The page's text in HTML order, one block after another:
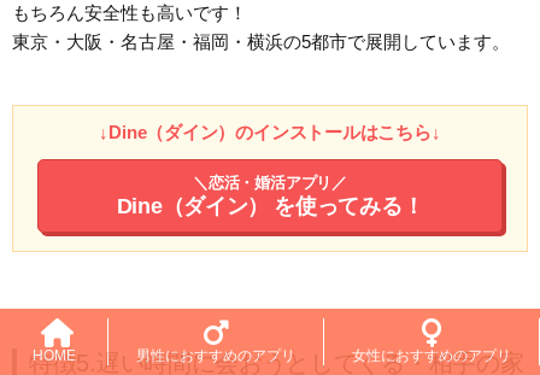
HOME 男性におすすめのアプリ 女性におすすめのアプリ
もちろん安全性も高いです！
東京・大阪・名古屋・福岡・横浜の5都市で展開しています。
↓Dine（ダイン）のインストールはこちら↓
＼恋活・婚活アプリ／
Dine（ダイン） を使ってみる！
特徴5.遅い時間に会おうとしてくる・相手の家